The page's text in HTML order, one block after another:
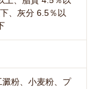
、灰分 6.5％以
粉、小麦粉、プ